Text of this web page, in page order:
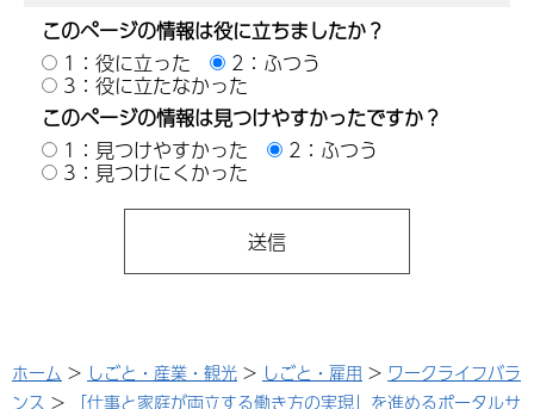
このページの情報は役に立ちましたか？
1：役に立った
2：ふつう
3：役に立たなかった
このページの情報は見つけやすかったですか？
1：見つけやすかった
2：ふつう
3：見つけにくかった
ホーム > しごと・産業・観光 > しごと・雇用 > ワークライフバラ
ンス > 「仕事と家庭が両立する働き方の実現」を進めるポータルサ